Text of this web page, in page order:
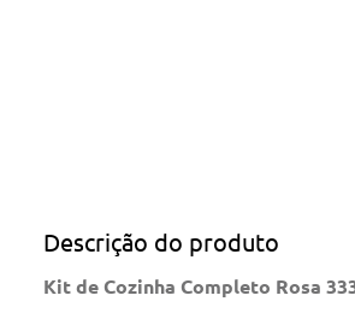
Descrição do produto
Kit de Cozinha Completo Rosa